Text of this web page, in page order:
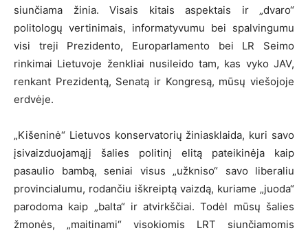
siunčiama žinia. Visais kitais aspektais ir „dvaro“
politologų vertinimais, informatyvumu bei spalvingumu
visi treji Prezidento, Europarlamento bei LR Seimo
rinkimai Lietuvoje ženkliai nusileido tam, kas vyko JAV,
renkant Prezidentą, Senatą ir Kongresą, mūsų viešojoje
erdvėje.
„Kišeninė“ Lietuvos konservatorių žiniasklaida, kuri savo
įsivaizduojamąjį šalies politinį elitą pateikinėja kaip
pasaulio bambą, seniai visus „užkniso“ savo liberaliu
provincialumu, rodančiu iškreiptą vaizdą, kuriame „juoda“
parodoma kaip „balta“ ir atvirkščiai. Todėl mūsų šalies
žmonės, „maitinami“ visokiomis LRT siunčiamomis